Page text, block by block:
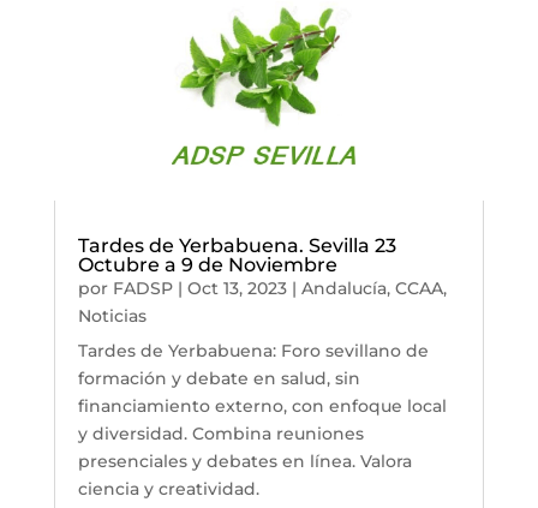
Tardes de Yerbabuena. Sevilla 23
Octubre a 9 de Noviembre
por FADSP| Oct 13, 2023| Andalucía, CCAA,
Noticias
Tardes de Yerbabuena: Foro sevillano de
formación y debate en salud, sin
financiamiento externo, con enfoque local
y diversidad. Combina reuniones
presenciales y debates en línea. Valora
ciencia y creatividad.